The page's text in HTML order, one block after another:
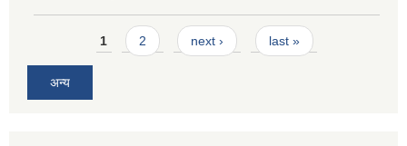
Pages1 2 next › last »
अन्य